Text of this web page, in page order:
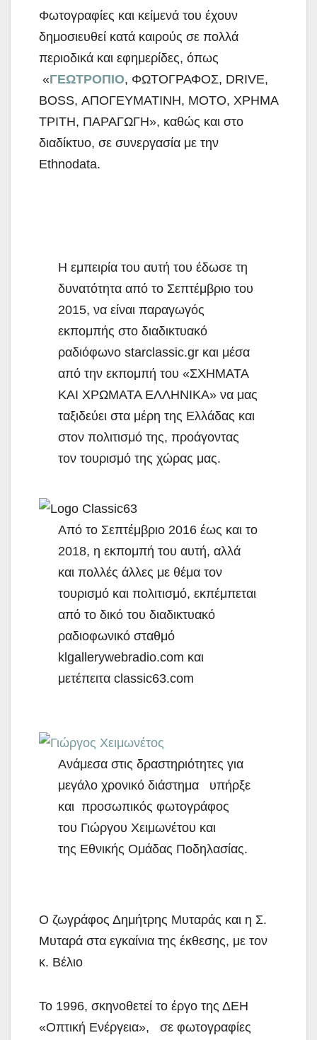
Φωτογραφίες και κείμενά του έχουν
δημοσιευθεί κατά καιρούς σε πολλά
περιοδικά και εφημερίδες, όπως
«ΓΕΩΤΡΟΠΙΟ, ΦΩΤΟΓΡΑΦΟΣ, DRIVE,
BOSS, ΑΠΟΓΕΥΜΑΤΙΝΗ, ΜΟΤΟ, ΧΡΗΜΑ
ΤΡΙΤΗ, ΠΑΡΑΓΩΓΗ», καθώς και στο
διαδίκτυο, σε συνεργασία με την
Ethnodata.
Η εμπειρία του αυτή του έδωσε τη
δυνατότητα από το Σεπτέμβριο του
2015, να είναι παραγωγός
εκπομπής στο διαδικτυακό
ραδιόφωνο starclassic.gr και μέσα
από την εκπομπή του «ΣΧΗΜΑΤΑ
ΚΑΙ ΧΡΩΜΑΤΑ ΕΛΛΗΝΙΚΑ» να μας
ταξιδεύει στα μέρη της Ελλάδας και
στον πολιτισμό της, προάγοντας
τον τουρισμό της χώρας μας.
Από το Σεπτέμβριο 2016 έως και το
2018, η εκπομπή του αυτή, αλλά
και πολλές άλλες με θέμα τον
τουρισμό και πολιτισμό, εκπέμπεται
από το δικό του διαδικτυακό
ραδιοφωνικό σταθμό
klgallerywebradio.com και
μετέπειτα classic63.com
Ανάμεσα στις δραστηριότητες για
μεγάλο χρονικό διάστημα υπήρξε
και προσωπικός φωτογράφος
του Γιώργου Χειμωνέτου και
της Εθνικής Ομάδας Ποδηλασίας.
Ο ζωγράφος Δημήτρης Μυταράς και η Σ.
Μυταρά στα εγκαίνια της έκθεσης, με τον
κ. Βέλιο
Το 1996, σκηνοθετεί το έργο της ΔΕΗ
«Οπτική Ενέργεια», σε φωτογραφίες